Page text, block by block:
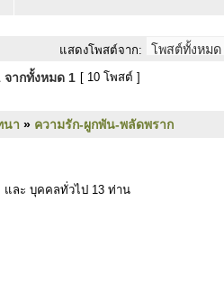
แสดงโพสต์จาก:
จากทั้งหมด 1 [ 10 โพสต์ ]
นา » ความรัก-ผูกพัน-พลัดพราก
ละ บุคคลทั่วไป 13 ท่าน